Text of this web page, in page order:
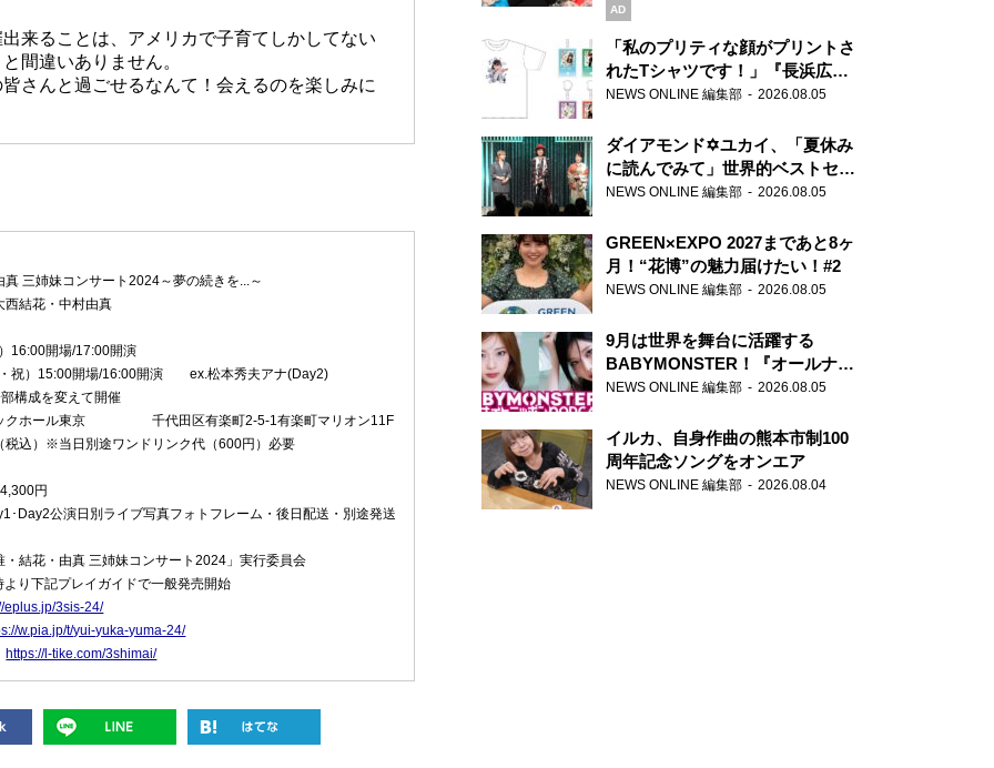
来ることは、アメリカで子育てしかしてない
間違いありません。
さんと過ごせるなんて！会えるのを楽しみに
真 三姉妹コンサート2024～夢の続きを...～
西結花・中村由真
16:00開場/17:00開演
祝）15:00開場/16:00開演 ex.松本秀夫アナ(Day2)
構成を変えて開催
ックホール東京 千代田区有楽町2-5-1有楽町マリオン11F
税込）※当日別途ワンドリンク代（600円）必要
円
･Day2公演日別ライブ写真フォトフレーム・後日配送・別途発送
・結花・由真 三姉妹コンサート2024」実行委員会
り下記プレイガイドで一般発売開始
eplus.jp/3sis-24/
w.pia.jp/t/yui-yuka-yuma-24/
https://l-tike.com/3shimai/
AD
「私のプリティな顔がプリントさ
れたTシャツです！」『長浜広奈
天下無双』初の番組グッズ発売
NEWS ONLINE 編集部 2026.08.05
ダイアモンド✡ユカイ、「夏休み
に読んでみて」世界的ベストセラ
ー『アナスタシア』を紹介
NEWS ONLINE 編集部 2026.08.05
GREEN×EXPO 2027まであと8ヶ
月！“花博”の魅力届けたい！#2
NEWS ONLINE 編集部 2026.08.05
9月は世界を舞台に活躍する
BABYMONSTER！『オールナイ
トニッポンPODCAST』月替わり
NEWS ONLINE 編集部 2026.08.05
イルカ、自身作曲の熊本市制100
周年記念ソングをオンエア
NEWS ONLINE 編集部 2026.08.04